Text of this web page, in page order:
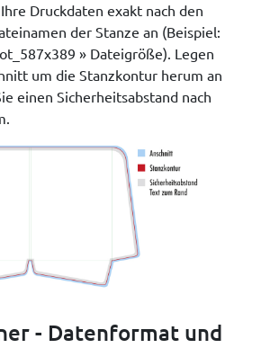
Druckdaten exakt nach den
der Stanze an (Beispiel:
» Dateigröße). Legen
um die Stanzkontur herum an
einen Sicherheitsabstand nach
- Datenformat und